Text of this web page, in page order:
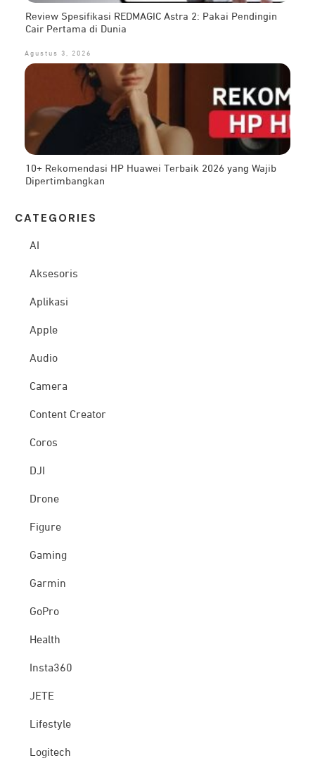
Review Spesifikasi REDMAGIC Astra 2: Pakai Pendingin
Cair Pertama di Dunia
Agustus 3, 2026
10+ Rekomendasi HP Huawei Terbaik 2026 yang Wajib
Dipertimbangkan
CATEG ORIES
AI
Aksesoris
Aplikasi
Apple
Audio
Camera
Content Creator
Coros
DJI
Drone
Figure
Gaming
Garmin
GoPro
Health
Insta360
JETE
Lifestyle
Logitech